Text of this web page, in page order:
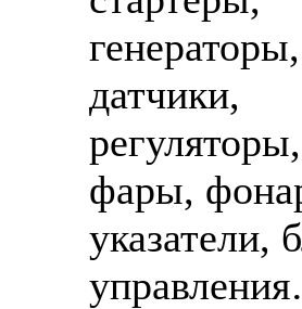
датчики,
регуляторы,
фары,
указатели,